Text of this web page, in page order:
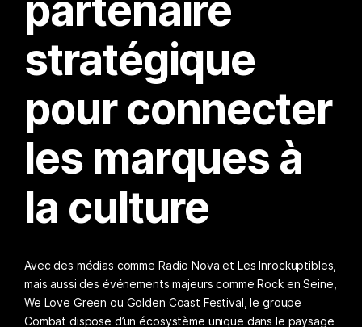
stratégique
pour connecter
les marques à
la culture
Avec des médias comme Radio Nova et Les Inrockuptibles,
mais aussi des événements majeurs comme Rock en Seine,
We Love Green ou Golden Coast Festival, le groupe
Combat dispose d’un écosystème unique dans le paysage